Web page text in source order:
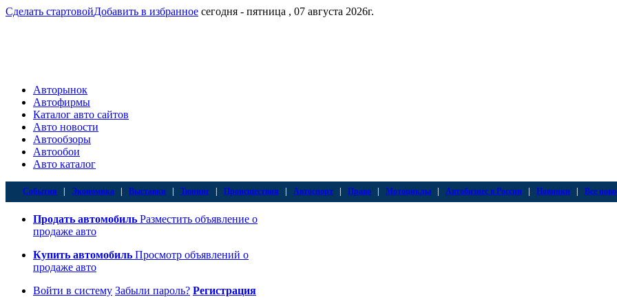
Сделать стартовойДобавить в избранное сегодня - пятница , 07 августа 2026г.
Авторынок
Автофирмы
Каталог авто сайтов
Авто новости
Автообзоры
Автообои
Авто каталог
События Экономика Выставки Тюнинг Происшествия Автоспорт Право Мотоциклы Автобизнес в России Новинки Все
Продать автомобиль Разместить объявление о
продаже авто
Купить автомобиль Просмотр объявлений о
продаже авто
Войти в систему Забыли пароль? Регистрация